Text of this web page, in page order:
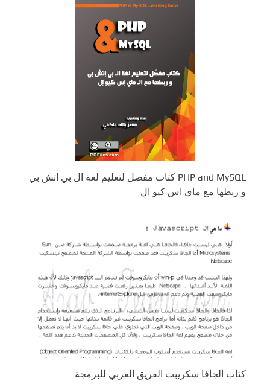
PHP and MySQL كتاب مفصل لتعليم لغة ال بي اتش بي
و ربطها مع ماي اس كيو ال
كتاب الجافا سكريبت الفريق العربي للبرمجة